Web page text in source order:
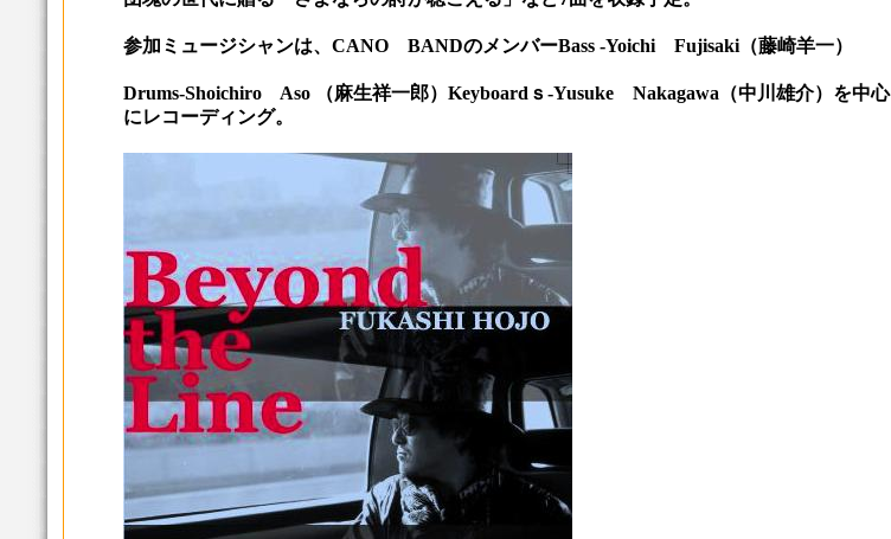
参加ミュージシャンは、CANO BANDのメンバーBass -Yoichi Fujisaki（藤崎羊一）
Drums-Shoichiro Aso （麻生祥一郎）Keyboardｓ-Yusuke Nakagawa（中川雄介）を中心
にレコーディング。